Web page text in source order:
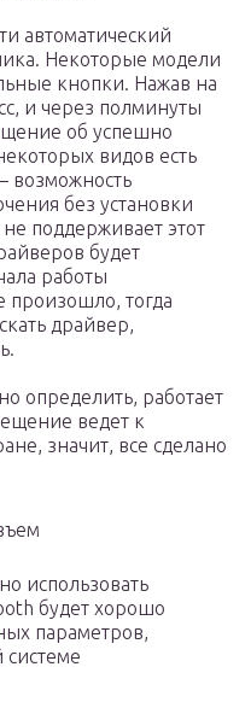
автоматический
Некоторые модели
кнопки. Нажав на
и через полминуты
об успешно
видов есть
возможность
без установки
поддерживает этот
будет
работы
произошло, тогда
драйвер,
определить, работает
ведет к
значит, все сделано
использовать
будет хорошо
параметров,